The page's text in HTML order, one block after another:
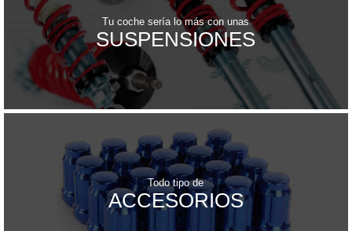
Tu coche sería lo más con unas
SUSPENSIONES
Todo tipo de
ACCESORIOS